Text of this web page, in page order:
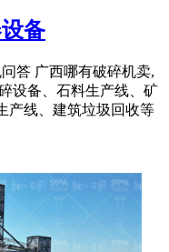
备
答 广西哪有破碎机卖,
设备、石料生产线、矿
产线、建筑垃圾回收等